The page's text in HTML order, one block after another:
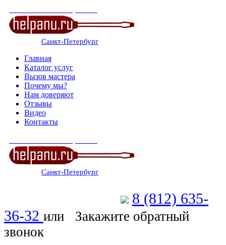
Санкт-Петербург
Главная
Каталог услуг
Вызов мастера
Почему мы?
Нам доверяют
Отзывы
Видео
Контакты
Санкт-Петербург
8 (812) 635-
36-32 или
Закажите обратный
звонок